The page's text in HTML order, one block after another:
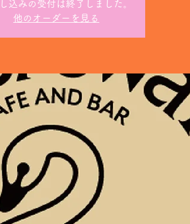
込みの受付は終了しました。
他のオーダーを見る